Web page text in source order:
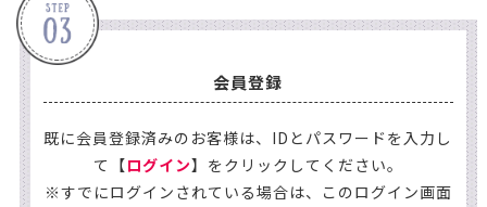
会員登録
既に会員登録済みのお客様は、IDとパスワードを入力し
て【ログイン】をクリックしてください。
※すでにログインされている場合は、このログイン画面